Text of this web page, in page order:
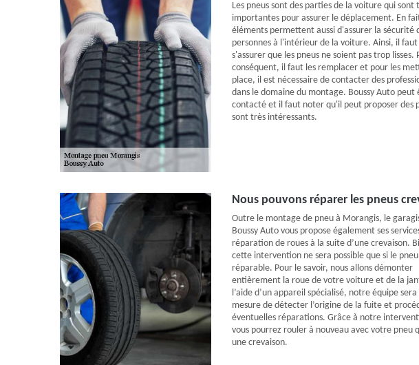
Les pneus sont des parties de la voiture qui sont
importantes pour assurer le déplacement. En
éléments permettent aussi d'assurer la sécurité
personnes à l'intérieur de la voiture. Ainsi, il faut
s'assurer que les pneus ne soient pas trop lisses.
conséquent, il faut les remplacer et pour les
place, il est nécessaire de contacter des
dans le domaine du montage. Boussy Auto peut
contacté et il faut noter qu'il peut proposer des
sont très intéressants.
Nous pouvons réparer les pneus
Outre le montage de pneu à Morangis, le
Boussy Auto vous propose également ses
réparation de roues à la suite d’une crevaison.
cette intervention ne sera possible que si le
réparable. Pour le savoir, nous allons démonter
entièrement la roue de votre voiture et de la
l’aide d’un appareil spécialisé, notre équipe sera
mesure de détecter l’origine de la fuite et
éventuelles réparations. Grâce à notre
vous pourrez rouler à nouveau avec votre pneu
une crevaison.